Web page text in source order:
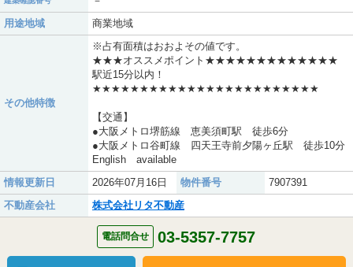
用途地域
商業地域
その他特徴
※占有面積はおおよその値です。
★★★オススメポイント★★★★★★★★★★★★★
駅近15分以内！
★★★★★★★★★★★★★★★★★★★★★★★★
【交通】
●大阪メトロ堺筋線 恵美須町駅 徒歩6分
●大阪メトロ谷町線 四天王寺前夕陽ヶ丘駅 徒歩10分
English available
情報更新日
2026年07月16日 物件番号
7907391
不動産会社
株式会社リタ不動産
電話問合せ 03-5357-7757